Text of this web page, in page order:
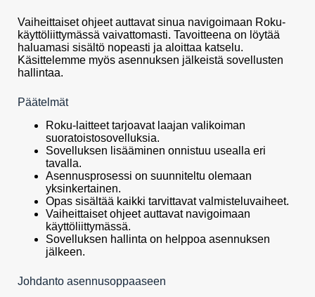
Vaiheittaiset ohjeet auttavat sinua navigoimaan Roku-
käyttöliittymässä vaivattomasti. Tavoitteena on löytää
haluamasi sisältö nopeasti ja aloittaa katselu.
Käsittelemme myös asennuksen jälkeistä sovellusten
hallintaa.
Päätelmät
Roku-laitteet tarjoavat laajan valikoiman
suoratoistosovelluksia.
Sovelluksen lisääminen onnistuu usealla eri
tavalla.
Asennusprosessi on suunniteltu olemaan
yksinkertainen.
Opas sisältää kaikki tarvittavat valmisteluvaiheet.
Vaiheittaiset ohjeet auttavat navigoimaan
käyttöliittymässä.
Sovelluksen hallinta on helppoa asennuksen
jälkeen.
Johdanto asennusoppaaseen